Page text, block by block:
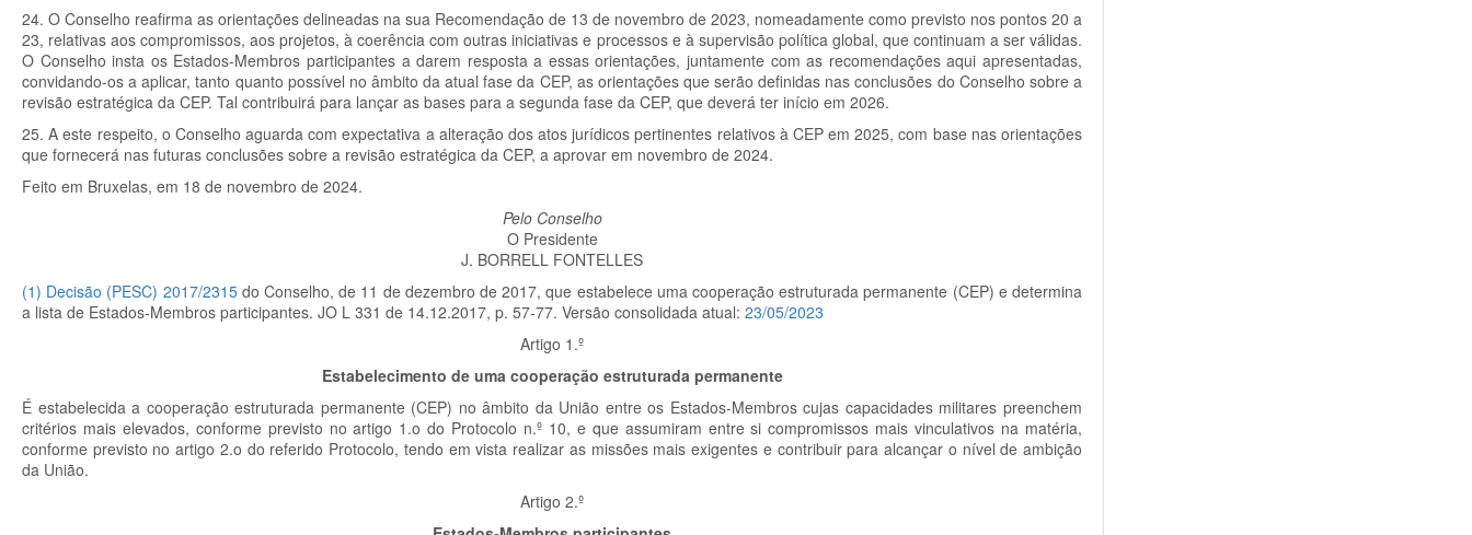
24. O Conselho reafirma as orientações delineadas na sua Recomendação de 13 de novembro de 2023, nomeadamente como previsto nos pontos 20 a
23, relativas aos compromissos, aos projetos, à coerência com outras iniciativas e processos e à supervisão política global, que continuam a ser válidas.
O Conselho insta os Estados-Membros participantes a darem resposta a essas orientações, juntamente com as recomendações aqui apresentadas,
convidando-os a aplicar, tanto quanto possível no âmbito da atual fase da CEP, as orientações que serão definidas nas conclusões do Conselho sobre a
revisão estratégica da CEP. Tal contribuirá para lançar as bases para a segunda fase da CEP, que deverá ter início em 2026.
25. A este respeito, o Conselho aguarda com expectativa a alteração dos atos jurídicos pertinentes relativos à CEP em 2025, com base nas orientações
que fornecerá nas futuras conclusões sobre a revisão estratégica da CEP, a aprovar em novembro de 2024.
Feito em Bruxelas, em 18 de novembro de 2024.
Pelo Conselho
O Presidente
J. BORRELL FONTELLES
(1) Decisão (PESC) 2017/2315do Conselho, de 11 de dezembro de 2017, que estabelece uma cooperação estruturada permanente (CEP) e determina
a lista de Estados-Membros participantes. JO L 331 de 14.12.2017, p. 57-77. Versão consolidada atual: 23/05/2023
Artigo 1.º
Estabelecimento de uma cooperação estruturada permanente
É estabelecida a cooperação estruturada permanente (CEP) no âmbito da União entre os Estados-Membros cujas capacidades militares preenchem
critérios mais elevados, conforme previsto no artigo 1.o do Protocolo n.º 10, e que assumiram entre si compromissos mais vinculativos na matéria,
conforme previsto no artigo 2.o do referido Protocolo, tendo em vista realizar as missões mais exigentes e contribuir para alcançar o nível de ambição
da União.
Artigo 2.º